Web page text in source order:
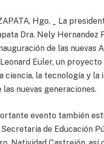
Hgo. _ La
Dra. Nely Hernandez
de las nuevas
Euler, un
ciencia, la tecnología y la
las nuevas generaciones.
evento también
de Educación